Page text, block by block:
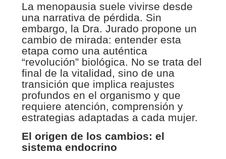
La menopausia suele vivirse desde
una narrativa de pérdida. Sin
embargo, la Dra. Jurado propone un
cambio de mirada: entender esta
etapa como una auténtica
“revolución” biológica. No se trata del
final de la vitalidad, sino de una
transición que implica reajustes
profundos en el organismo y que
requiere atención, comprensión y
estrategias adaptadas a cada mujer.
El origen de los cambios: el
sistema endocrino